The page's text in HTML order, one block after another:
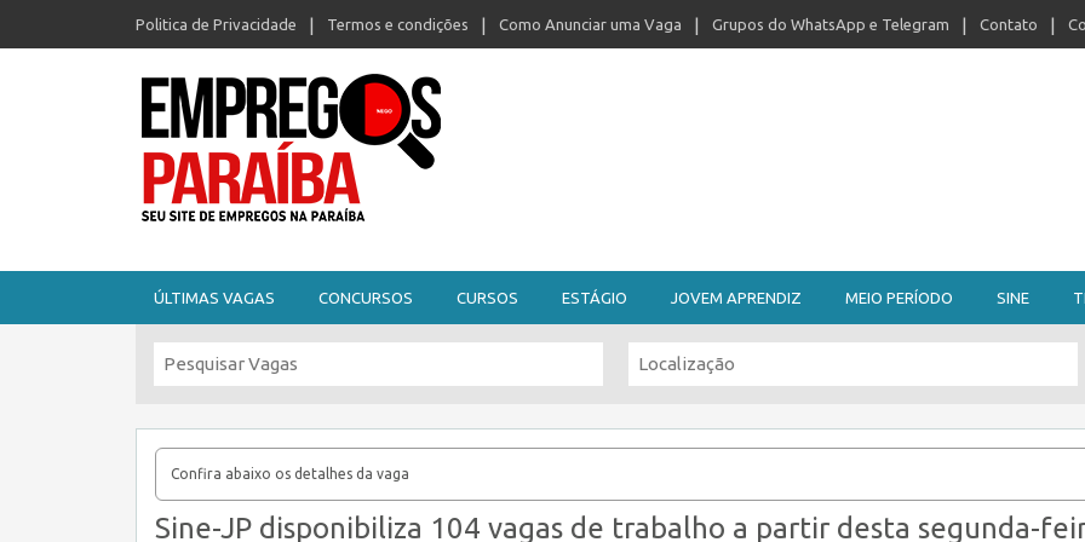
Politica de Privacidade Termos e condições Como Anunciar uma Vaga Grupos do WhatsApp e Telegram Contato
ÚLTIMAS VAGAS CONCURSOS CURSOS ESTÁGIO JOVEM APRENDIZ MEIO PERÍODO SINE
Confira abaixo os detalhes da vaga
Sine-JP disponibiliza 104 vagas de trabalho a partir desta segunda-